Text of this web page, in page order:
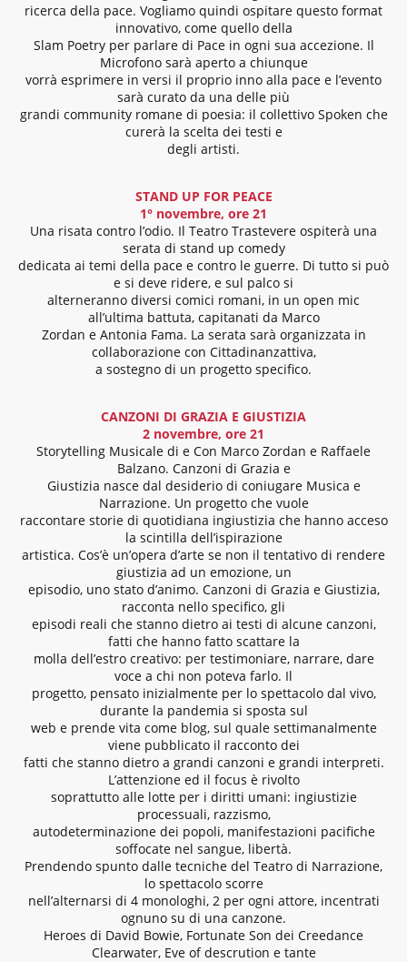
ricerca della pace. Vogliamo quindi ospitare questo format
innovativo, come quello della
Slam Poetry per parlare di Pace in ogni sua accezione. Il
Microfono sarà aperto a chiunque
vorrà esprimere in versi il proprio inno alla pace e l’evento
sarà curato da una delle più
grandi community romane di poesia: il collettivo Spoken che
curerà la scelta dei testi e
degli artisti.
STAND UP FOR PEACE
1° novembre, ore 21
Una risata contro l’odio. Il Teatro Trastevere ospiterà una
serata di stand up comedy
dedicata ai temi della pace e contro le guerre. Di tutto si può
e si deve ridere, e sul palco si
alterneranno diversi comici romani, in un open mic
all’ultima battuta, capitanati da Marco
Zordan e Antonia Fama. La serata sarà organizzata in
collaborazione con Cittadinanzattiva,
a sostegno di un progetto specifico.
CANZONI DI GRAZIA E GIUSTIZIA
2 novembre, ore 21
Storytelling Musicale di e Con Marco Zordan e Raffaele
Balzano. Canzoni di Grazia e
Giustizia nasce dal desiderio di coniugare Musica e
Narrazione. Un progetto che vuole
raccontare storie di quotidiana ingiustizia che hanno acceso
la scintilla dell’ispirazione
artistica. Cos’è un’opera d’arte se non il tentativo di rendere
giustizia ad un emozione, un
episodio, uno stato d’animo. Canzoni di Grazia e Giustizia,
racconta nello specifico, gli
episodi reali che stanno dietro ai testi di alcune canzoni,
fatti che hanno fatto scattare la
molla dell’estro creativo: per testimoniare, narrare, dare
voce a chi non poteva farlo. Il
progetto, pensato inizialmente per lo spettacolo dal vivo,
durante la pandemia si sposta sul
web e prende vita come blog, sul quale settimanalmente
viene pubblicato il racconto dei
fatti che stanno dietro a grandi canzoni e grandi interpreti.
L’attenzione ed il focus è rivolto
soprattutto alle lotte per i diritti umani: ingiustizie
processuali, razzismo,
autodeterminazione dei popoli, manifestazioni pacifiche
soffocate nel sangue, libertà.
Prendendo spunto dalle tecniche del Teatro di Narrazione,
lo spettacolo scorre
nell’alternarsi di 4 monologhi, 2 per ogni attore, incentrati
ognuno su di una canzone.
Heroes di David Bowie, Fortunate Son dei Creedance
Clearwater, Eve of descrution e tante